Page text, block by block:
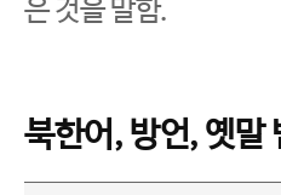
은 것을 말함.
북한어, 방언, 옛말